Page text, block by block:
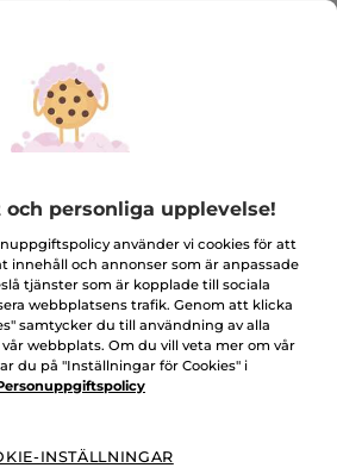
60 hektar
ekologiska odlingar
personliga upplevelse!
använder vi cookies för att
innehåll och annonser som är anpassade
tjänster som är kopplade till sociala
webbplatsens trafik. Genom att klicka
samtycker du till användning av alla
webbplats. Om du vill veta mer om vår
du på "Inställningar för Cookies" i
INSTÄLLNINGAR